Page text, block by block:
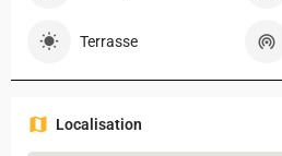
Terrasse
Localisation